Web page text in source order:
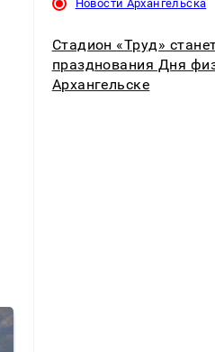
Новости Архангельска
Стадион «Труд»
празднования Дня
Архангельске